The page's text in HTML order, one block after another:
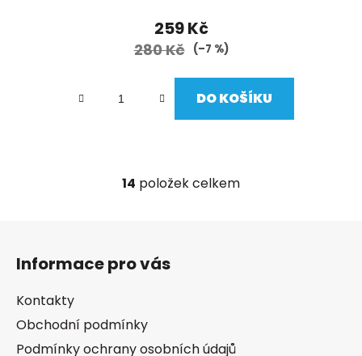
259 Kč
280 Kč (–7 %)
DO KOŠÍKU
O
r
14 položek celkem
Informace pro vás
Kontakty
Obchodní podmínky
Podmínky ochrany osobních údajů